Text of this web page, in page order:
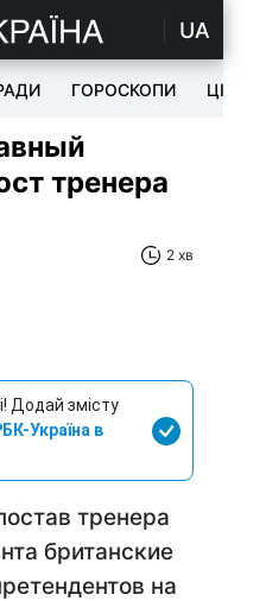
UA
ГОРОСКОПИ ЦІКАВЕ
тренера
2 хв
Додай змісту
Україна в
тренера
британские
на